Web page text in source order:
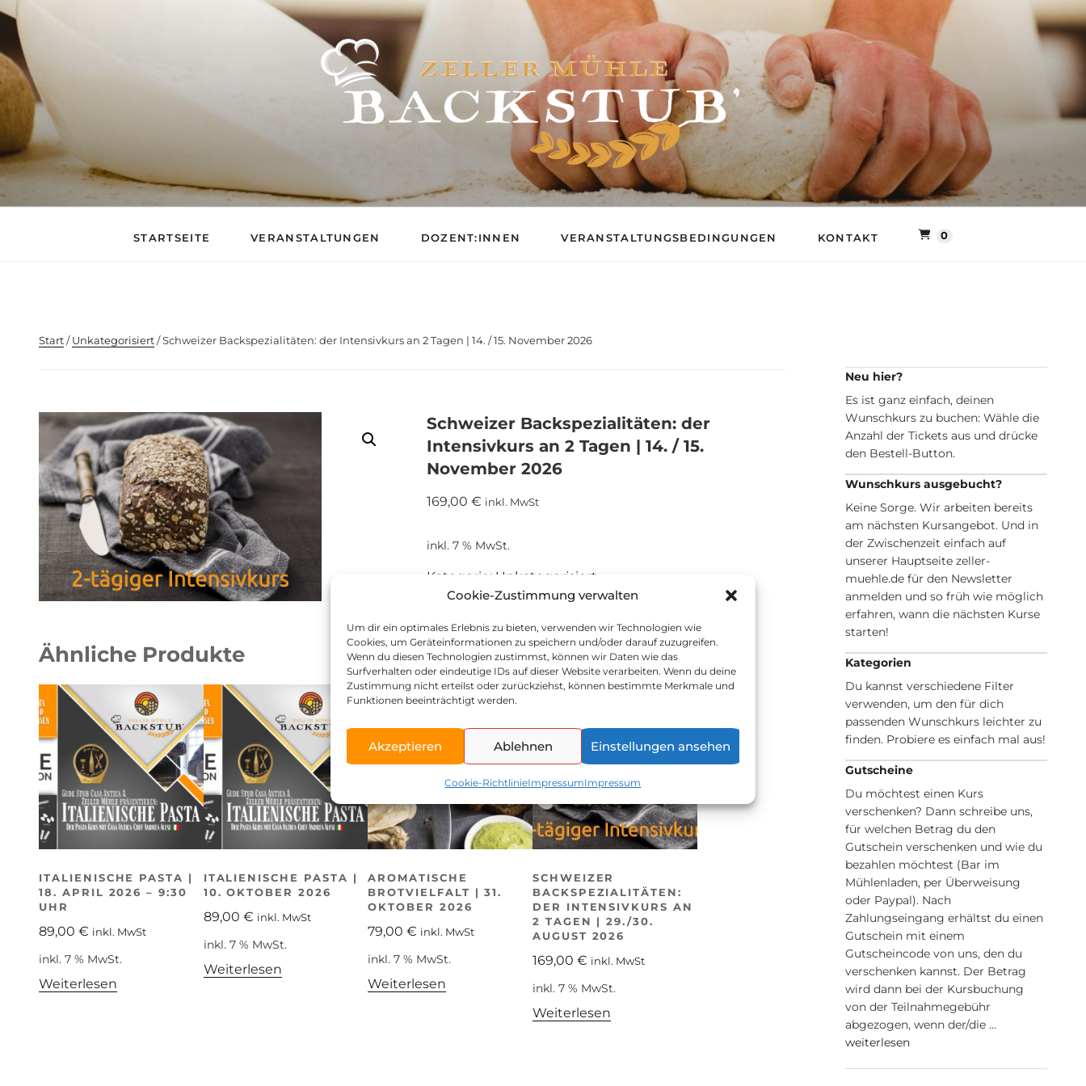
Cookie-Zustimmung verwalten
Um dir ein optimales Erlebnis zu bieten, verwenden wir Technologien wie
Cookies, um Geräteinformationen zu speichern und/oder darauf zuzugreifen.
Wenn du diesen Technologien zustimmst, können wir Daten wie das
Surfverhalten oder eindeutige IDs auf dieser Website verarbeiten. Wenn du deine
Zustimmung nicht erteilst oder zurückziehst, können bestimmte Merkmale und
Funktionen beeinträchtigt werden.
Akzeptieren Ablehnen Einstellungen ansehen
Cookie-RichtlinieImpressumImpressum
BACKSTUB – DIE BACKSCHULE DER ZELLER MÜHLE
STARTSEITE VERANSTALTUNGEN DOZENT:INNEN VERANSTALTUNGSBEDINGUNGEN KONTAKT 0
Start/Unkategorisiert/ Schweizer Backspezialitäten: der Intensivkurs an 2 Tagen | 14. / 15. November 2026
Schweizer Backspezialitäten: der
Intensivkurs an 2 Tagen | 14. / 15.
November 2026
169,00€ inkl. MwSt
inkl. 7 % MwSt.
Kategorie: Unkategorisiert
Ähnliche Produkte
ITALIENISCHE PASTA |
18. APRIL 2026 – 9:30
UHR
89,00 € inkl. MwSt
inkl. 7 % MwSt.
Weiterlesen
ITALIENISCHE PASTA |
10. OKTOBER 2026
89,00 € inkl. MwSt
inkl. 7 % MwSt.
Weiterlesen
AROMATISCHE
BROTVIELFALT | 31.
OKTOBER 2026
79,00€ inkl. MwSt
inkl. 7 % MwSt.
Weiterlesen
SCHWEIZER
BACKSPEZIALITÄTEN:
DER INTENSIVKURS AN
2 TAGEN | 29./30.
AUGUST 2026
169,00 € inkl. MwSt
inkl. 7 % MwSt.
Weiterlesen
Neu hier?
Es ist ganz einfach, deinen
Wunschkurs zu buchen: Wähle die
Anzahl der Tickets aus und drücke
den Bestell-Button.
Wunschkurs ausgebucht?
Keine Sorge. Wir arbeiten bereits
am nächsten Kursangebot. Und in
der Zwischenzeit einfach auf
unserer Hauptseite zeller-
muehle.de für den Newsletter
anmelden und so früh wie möglich
erfahren, wann die nächsten Kurse
starten!
Kategorien
Du kannst verschiedene Filter
verwenden, um den für dich
passenden Wunschkurs leichter zu
finden. Probiere es einfach mal aus!
Gutscheine
Du möchtest einen Kurs
verschenken? Dann schreibe uns,
für welchen Betrag du den
Gutschein verschenken und wie du
bezahlen möchtest (Bar im
Mühlenladen, per Überweisung
oder Paypal). Nach
Zahlungseingang erhältst du einen
Gutschein mit einem
Gutscheincode von uns, den du
verschenken kannst. Der Betrag
wird dann bei der Kursbuchung
von der Teilnahmegebühr
abgezogen, wenn der/die …
weiterlesen